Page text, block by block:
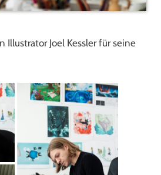
Illustrator Joel Kessler für seine